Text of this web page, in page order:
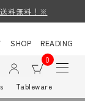
料無料！※
SHOP
READING
0
Tableware